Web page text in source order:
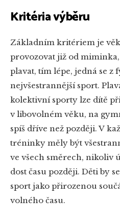
Kritéria výběru
Základním kritériem je
provozovat již od
plavat, tím lépe, jedná se
nejvšestrannější sport.
kolektivní sporty lze dítě
v libovolném věku, na
spíš dříve než později. V
tréninky měly být
ve všech směrech, nikoliv
dost času později. Děti by
sport jako přirozenou
volného času.